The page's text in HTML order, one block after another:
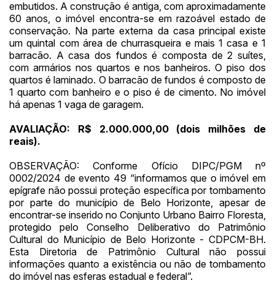
embutidos. A construção é antiga, com aproximadamente
60 anos, o imóvel encontra-se em razoável estado de
conservação. Na parte externa da casa principal existe
um quintal com área de churrasqueira e mais 1 casa e 1
barracão. A casa dos fundos é composta de 2 suítes,
com armários nos quartos e nos banheiros. O piso dos
quartos é laminado. O barracão de fundos é composto de
1 quarto com banheiro e o piso é de cimento. No imóvel
há apenas 1 vaga de garagem.
AVALIAÇÃO: R$ 2.000.000,00 (dois milhões de
reais).
OBSERVAÇÃO: Conforme Ofício DIPC/PGM nº
0002/2024 de evento 49 “informamos que o imóvel em
epígrafe não possui proteção específica por tombamento
por parte do município de Belo Horizonte, apesar de
encontrar-se inserido no Conjunto Urbano Bairro Floresta,
protegido pelo Conselho Deliberativo do Patrimônio
Cultural do Município de Belo Horizonte - CDPCM-BH.
Esta Diretoria de Patrimônio Cultural não possui
informações quanto a existência ou não de tombamento
do imóvel nas esferas estadual e federal”.
Envie sua Proposta
(Art. 895, CPC)
Histórico de Propostas
Usuário Valor
14/04/2025 18:43:11 TIAGOFELIPE R$ 1,00
14/04/2025 18:43:11
Clique aqui para fazer login
Habilite-se para efetuar lances ou
propostas